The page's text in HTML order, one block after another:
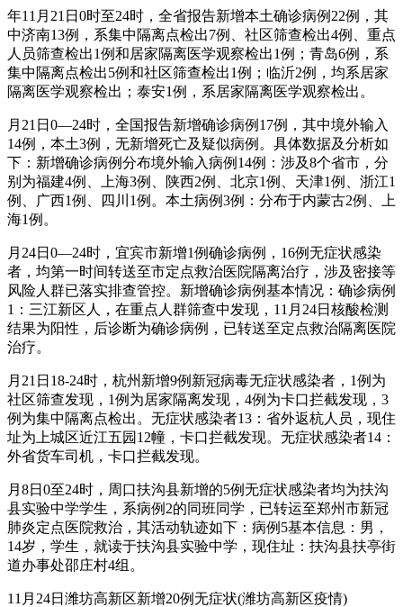
年11月21日0时至24时，全省报告新增本土确诊病例22例，其
中济南13例，系集中隔离点检出7例、社区筛查检出4例、重点
人员筛查检出1例和居家隔离医学观察检出1例；青岛6例，系
集中隔离点检出5例和社区筛查检出1例；临沂2例，均系居家
隔离医学观察检出；泰安1例，系居家隔离医学观察检出。
月21日0—24时，全国报告新增确诊病例17例，其中境外输入
14例，本土3例，无新增死亡及疑似病例。具体数据及分析如
下：新增确诊病例分布境外输入病例14例：涉及8个省市，分
别为福建4例、上海3例、陕西2例、北京1例、天津1例、浙江1
例、广西1例、四川1例。本土病例3例：分布于内蒙古2例、上
海1例。
月24日0—24时，宜宾市新增1例确诊病例，16例无症状感染
者，均第一时间转送至市定点救治医院隔离治疗，涉及密接等
风险人群已落实排查管控。新增确诊病例基本情况：确诊病例
1：三江新区人，在重点人群筛查中发现，11月24日核酸检测
结果为阳性，后诊断为确诊病例，已转送至定点救治隔离医院
治疗。
月21日18-24时，杭州新增9例新冠病毒无症状感染者，1例为
社区筛查发现，1例为居家隔离发现，4例为卡口拦截发现，3
例为集中隔离点检出。无症状感染者13：省外返杭人员，现住
址为上城区近江五园12幢，卡口拦截发现。无症状感染者14：
外省货车司机，卡口拦截发现。
月8日0至24时，周口扶沟县新增的5例无症状感染者均为扶沟
县实验中学学生，系病例2的同班同学，已转运至郑州市新冠
肺炎定点医院救治，其活动轨迹如下：病例5基本信息：男，
14岁，学生，就读于扶沟县实验中学，现住址：扶沟县扶亭街
道办事处邵庄村4组。
11月24日潍坊高新区新增20例无症状(潍坊高新区疫情)